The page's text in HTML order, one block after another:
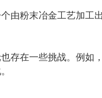
由粉末冶金工艺加工
存在一些挑战。例如